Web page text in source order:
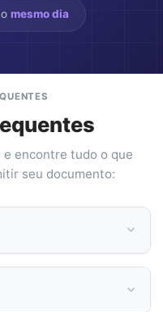
mesmo dia
e encontre tudo o que
seu documento: